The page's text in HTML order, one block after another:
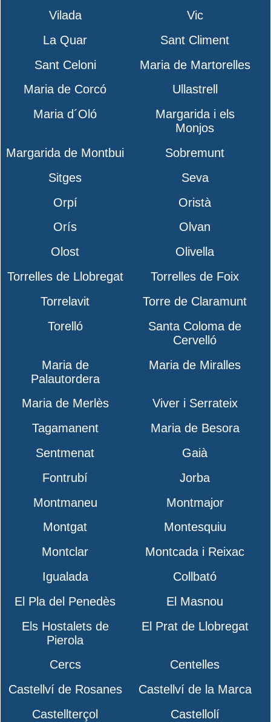
Vilada
Vic
La Quar
Sant Climent
Sant Celoni
Maria de Martorelles
Maria de Corcó
Ullastrell
Maria d´Oló
Margarida i els
Monjos
Margarida de Montbui
Sobremunt
Sitges
Seva
Orpí
Oristà
Orís
Olvan
Olost
Olivella
Torrelles de Llobregat
Torrelles de Foix
Torrelavit
Torre de Claramunt
Torelló
Santa Coloma de
Cervelló
Maria de
Palautordera
Maria de Miralles
Maria de Merlès
Viver i Serrateix
Tagamanent
Maria de Besora
Sentmenat
Gaià
Fontrubí
Jorba
Montmaneu
Montmajor
Montgat
Montesquiu
Montclar
Montcada i Reixac
Igualada
Collbató
El Pla del Penedès
El Masnou
Els Hostalets de
Pierola
El Prat de Llobregat
Cercs
Centelles
Castellví de Rosanes
Castellví de la Marca
Castellterçol
Castellolí